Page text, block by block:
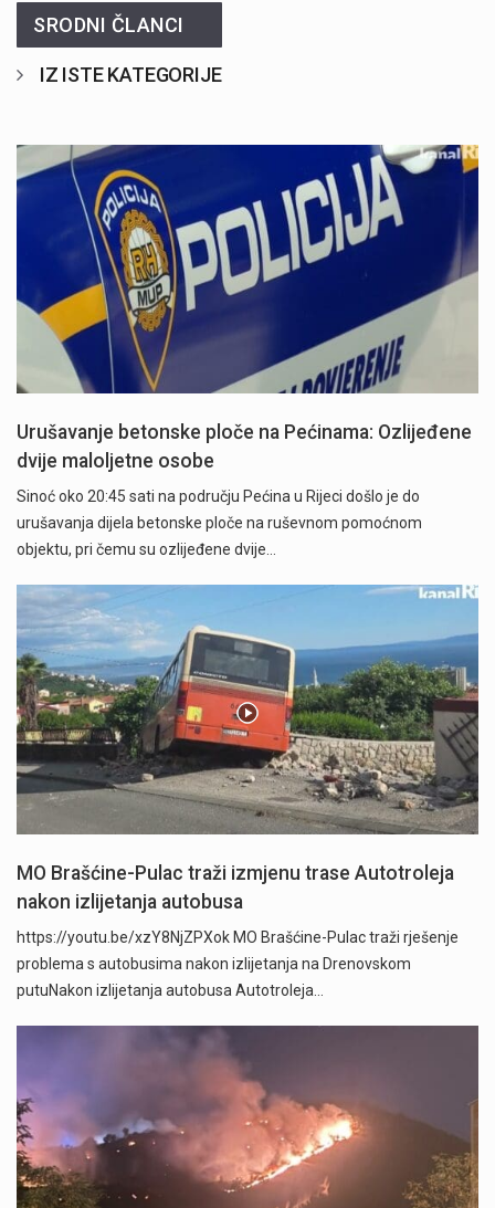
SRODNI ČLANCI
IZ ISTE KATEGORIJE
Urušavanje betonske ploče na Pećinama: Ozlijeđene
dvije maloljetne osobe
Sinoć oko 20:45 sati na području Pećina u Rijeci došlo je do
urušavanja dijela betonske ploče na ruševnom pomoćnom
objektu, pri čemu su ozlijeđene dvije…
MO Brašćine-Pulac traži izmjenu trase Autotroleja
nakon izlijetanja autobusa
https://youtu.be/xzY8NjZPXok MO Brašćine-Pulac traži rješenje
problema s autobusima nakon izlijetanja na Drenovskom
putuNakon izlijetanja autobusa Autotroleja…